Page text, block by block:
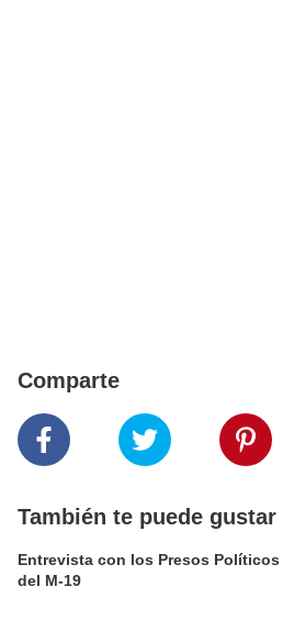
Comparte
También te puede gustar
Entrevista con los Presos Políticos
del M-19